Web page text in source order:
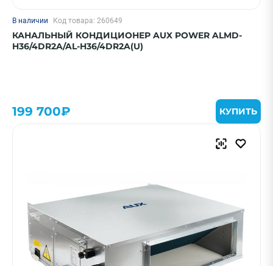
В наличии Код товара: 260649
КАНАЛЬНЫЙ КОНДИЦИОНЕР AUX POWER ALMD-
H36/4DR2A/AL-H36/4DR2A(U)
199 700₽ КУПИТЬ